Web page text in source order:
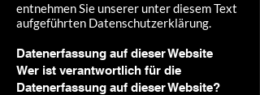
entnehmen Sie unserer unter diesem Text
aufgeführten Datenschutzerklärung.
Datenerfassung auf dieser Website
Wer ist verantwortlich für die
Datenerfassung auf dieser Website?